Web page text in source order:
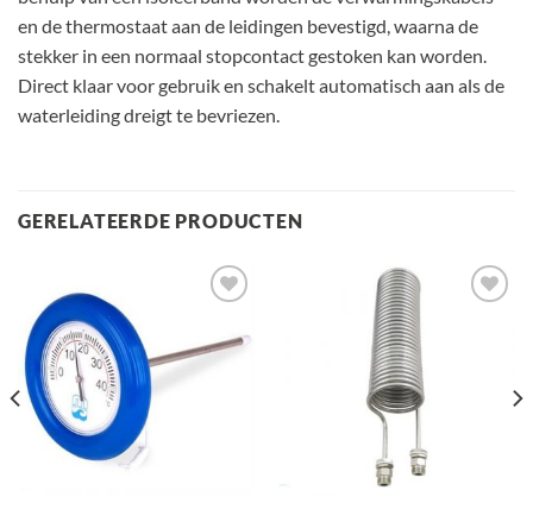
en de thermostaat aan de leidingen bevestigd, waarna de
stekker in een normaal stopcontact gestoken kan worden.
Direct klaar voor gebruik en schakelt automatisch aan als de
waterleiding dreigt te bevriezen.
GERELATEERDE PRODUCTEN
verlanglijst